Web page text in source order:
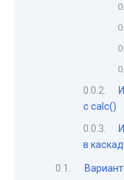
с calc()
в